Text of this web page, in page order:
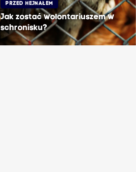
PRZED HEJNAŁEM
Jak zostać wolontariuszem w
schronisku?